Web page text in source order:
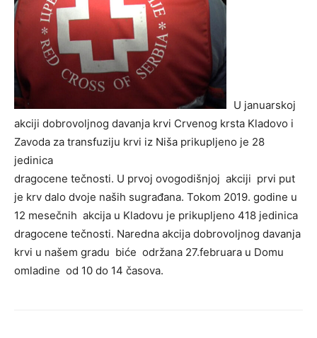
U januarskoj
akciji dobrovoljnog davanja krvi Crvenog krsta Kladovo i
Zavoda za transfuziju krvi iz Niša prikupljeno je 28
jedinica
dragocene tečnosti. U prvoj ovogodišnjoj akciji prvi put
je krv dalo dvoje naših sugrađana. Tokom 2019. godine u
12 mesečnih akcija u Kladovu je prikupljeno 418 jedinica
dragocene tečnosti. Naredna akcija dobrovoljnog davanja
krvi u našem gradu biće održana 27.februara u Domu
omladine od 10 do 14 časova.